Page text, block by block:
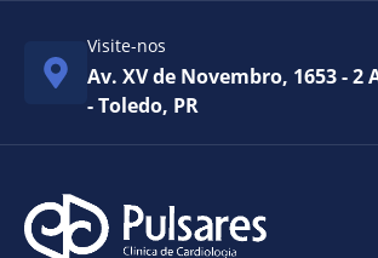
Visite-nos
Av. XV de Novembro, 1653 - 2
- Toledo, PR